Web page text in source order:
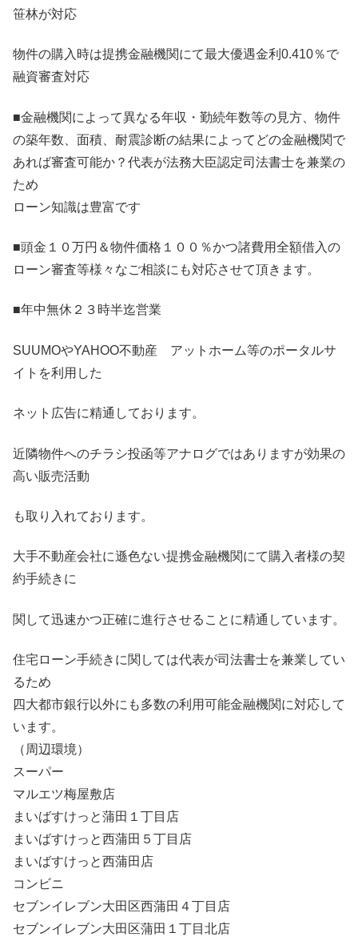
笹林が対応
物件の購入時は提携金融機関にて最大優遇金利0.410％で
融資審査対応
■金融機関によって異なる年収・勤続年数等の見方、物件
の築年数、面積、耐震診断の結果によってどの金融機関で
あれば審査可能か？代表が法務大臣認定司法書士を兼業の
ため
ローン知識は豊富です
■頭金１０万円＆物件価格１００％かつ諸費用全額借入の
ローン審査等様々なご相談にも対応させて頂きます。
■年中無休２３時半迄営業
SUUMOやYAHOO不動産 アットホーム等のポータルサ
イトを利用した
ネット広告に精通しております。
近隣物件へのチラシ投函等アナログではありますが効果の
高い販売活動
も取り入れております。
大手不動産会社に遜色ない提携金融機関にて購入者様の契
約手続きに
関して迅速かつ正確に進行させることに精通しています。
住宅ローン手続きに関しては代表が司法書士を兼業してい
るため
四大都市銀行以外にも多数の利用可能金融機関に対応して
います。
（周辺環境）
スーパー
マルエツ梅屋敷店
まいばすけっと蒲田１丁目店
まいばすけっと西蒲田５丁目店
まいばすけっと西蒲田店
コンビニ
セブンイレブン大田区西蒲田４丁目店
セブンイレブン大田区蒲田１丁目北店